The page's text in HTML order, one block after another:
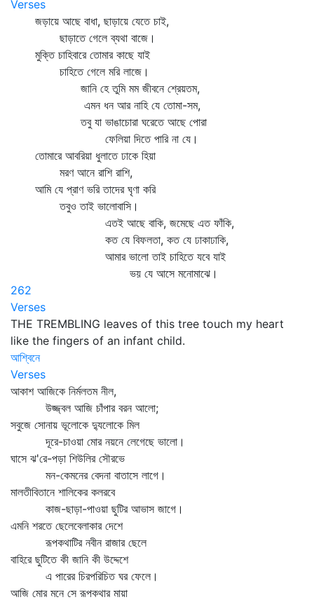
Verses
জড়ায়ে আছে বাধা, ছাড়ায়ে যেতে চাই,
ছাড়াতে গেলে ব্যথা বাজে।
মুক্তি চাহিবারে তোমার কাছে যাই
চাহিতে গেলে মরি লাজে।
জানি হে তুমি মম জীবনে শ্রেয়তম,
এমন ধন আর নাহি যে তোমা-সম,
তবু যা ভাঙাচোরা ঘরেতে আছে পোরা
ফেলিয়া দিতে পারি না যে।
তোমারে আবরিয়া ধুলাতে ঢাকে হিয়া
মরণ আনে রাশি রাশি,
আমি যে প্রাণ ভরি তাদের ঘৃণা করি
তবুও তাই ভালোবাসি।
এতই আছে বাকি, জমেছে এত ফাঁকি,
কত যে বিফলতা, কত যে ঢাকাঢাকি,
আমার ভালো তাই চাহিতে যবে যাই
ভয় যে আসে মনোমাঝে।
262
Verses
THE TREMBLING leaves of this tree touch my heart
like the fingers of an infant child.
আশ্বিনে
Verses
আকাশ আজিকে নির্মলতম নীল,
উজ্জ্বল আজি চাঁপার বরন আলো;
সবুজে সোনায় ভূলোকে দ্যুলোকে মিল
দূরে-চাওয়া মোর নয়নে লেগেছে ভালো।
ঘাসে ঝ'রে-পড়া শিউলির সৌরভে
মন-কেমনের বেদনা বাতাসে লাগে।
মালতীবিতানে শালিকের কলরবে
কাজ-ছাড়া-পাওয়া ছুটির আভাস জাগে।
এমনি শরতে ছেলেবেলাকার দেশে
রূপকথাটির নবীন রাজার ছেলে
বাহিরে ছুটিতে কী জানি কী উদ্দেশে
এ পারের চিরপরিচিত ঘর ফেলে।
আজি মোর মনে সে রূপকথার মায়া